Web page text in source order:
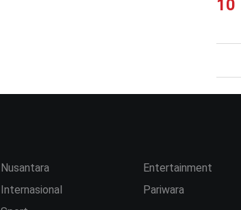
Nusantara
Internasional
Entertainment
Pariwara